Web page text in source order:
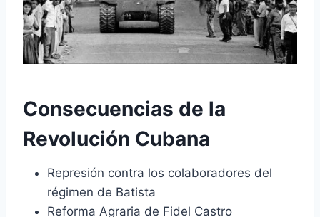
Consecuencias de la
Revolución Cubana
Represión contra los colaboradores del
régimen de Batista
Reforma Agraria de Fidel Castro